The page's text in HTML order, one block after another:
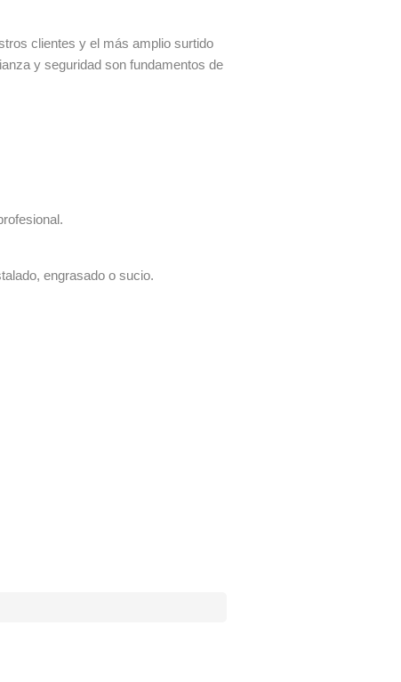
clientes y el más amplio surtido
y seguridad son fundamentos de
engrasado o sucio.